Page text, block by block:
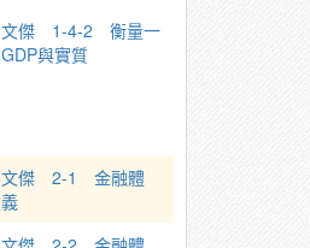
文傑 1-4-2 衡量一
與實質
文傑 2-1 金融體